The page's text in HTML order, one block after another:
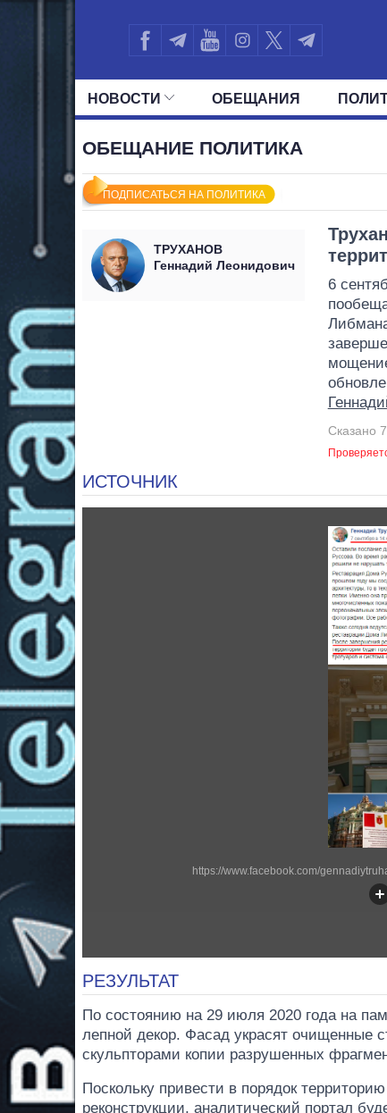
НОВОСТИ ОБЕЩАНИЯ
ОБЕЩАНИЕ ПОЛИТИКА
ПОДПИСАТЬСЯ НА ПОЛИТИКА
ТРУХАНОВ
Геннадий Леонидович
6
Сказано
ИСТОЧНИК
https://www.facebook.com/
РЕЗУЛЬТАТ
По состоянию на 29 июля 2020 года на
лепной декор. Фасад украсят очищенные
скульпторами копии разрушенных
Поскольку привести в порядок
реконструкции, аналитический портал